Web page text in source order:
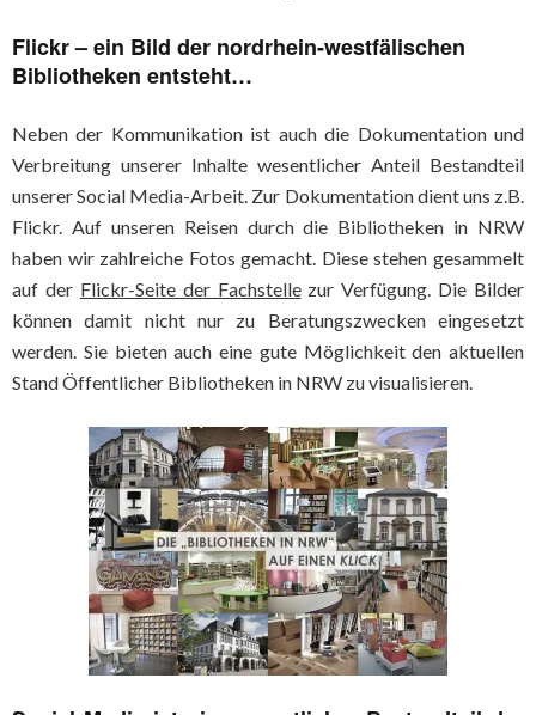
Flickr – ein Bild der nordrhein-westfälischen
Bibliotheken entsteht…
Neben der Kommunikation ist auch die Dokumentation und
Verbreitung unserer Inhalte wesentlicher Anteil Bestandteil
unserer Social Media-Arbeit. Zur Dokumentation dient uns z.B.
Flickr. Auf unseren Reisen durch die Bibliotheken in NRW
haben wir zahlreiche Fotos gemacht. Diese stehen gesammelt
auf der Flickr-Seite der Fachstellezur Verfügung. Die Bilder
können damit nicht nur zu Beratungszwecken eingesetzt
werden. Sie bieten auch eine gute Möglichkeit den aktuellen
Stand Öffentlicher Bibliotheken in NRW zu visualisieren.